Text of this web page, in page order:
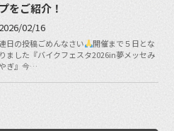
プをご紹介！
2026/02/16
日の投稿ごめんなさい
開催まで５日とな
りました『バイクフェスタ2026in夢メッセみ
ぎ』今…